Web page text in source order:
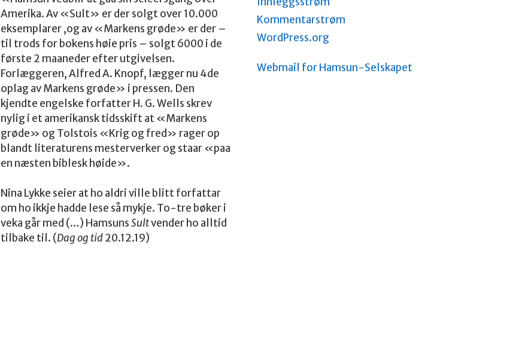
Amerika. Av «Sult» er der solgt over 10.000
eksemplarer ,og av «Markens grøde» er der –
til trods for bokens høie pris – solgt 6000 i de
første 2 maaneder efter utgivelsen.
Forlæggeren, Alfred A. Knopf, lægger nu 4de
oplag av Markens grøde» i pressen. Den
kjendte engelske forfatter H. G. Wells skrev
nylig i et amerikansk tidsskift at «Markens
grøde» og Tolstois «Krig og fred» rager op
blandt literaturens mesterverker og staar «paa
en næsten biblesk høide».
Nina Lykke seier at ho aldri ville blitt forfattar
om ho ikkje hadde lese så mykje. To-tre bøker i
veka går med (…) HamsunsSultvender ho alltid
tilbake til. (Dag og tid20.12.19)
Kommentarstrøm
WordPress.org
Webmail for Hamsun-Selskapet